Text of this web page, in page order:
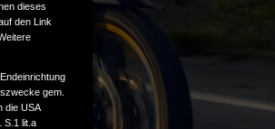
dieses
den Link
gem.
die USA
S.1 lit.a